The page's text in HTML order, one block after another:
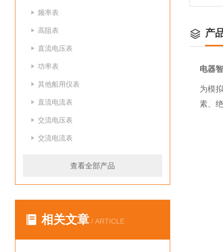
频率表
高阻表
直流电压表
功率表
其他船用仪表
直流电流表
交流电压表
交流电流表
查看全部产品
相关文章 / ARTICLE
产
电器
为模
素、